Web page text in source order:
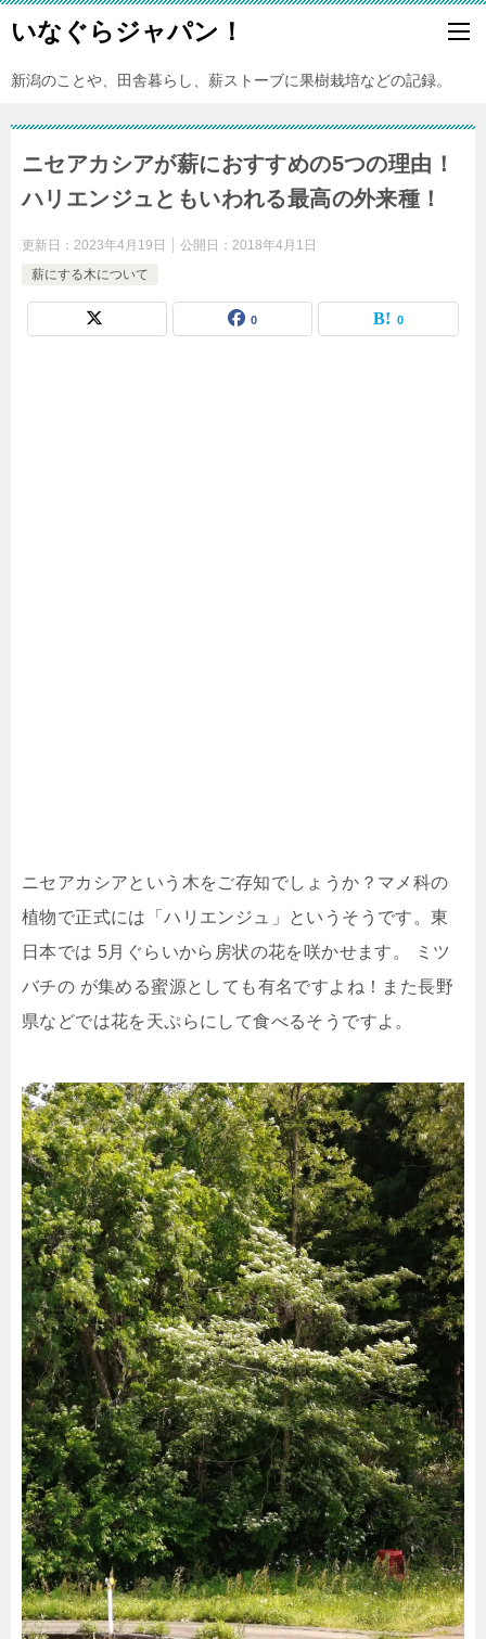
いなぐらジャパン！
新潟のことや、田舎暮らし、薪ストーブに果樹栽培などの記録。
ニセアカシアが薪におすすめの5つの理由！
ハリエンジュともいわれる最高の外来種！
更新日： 2023年4月19日 公開日： 2018年4月1日
薪にする木について
0 0
ニセアカシアという木をご存知でしょうか？マメ科の
植物で正式には「ハリエンジュ」というそうです。東
日本では 5月ぐらいから房状の花を咲かせます。
ミツ
バチの が集める蜜源としても有名ですよね！ また長野
県などでは花を天ぷらにして食べるそうですよ。